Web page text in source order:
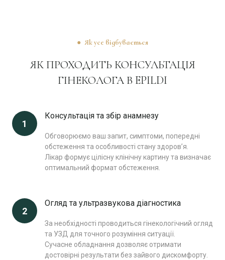
● Як усе відбувається
ЯК ПРОХОДИТЬ КОНСУЛЬТАЦІЯ
ГІНЕКОЛОГА В EPILDI
1
Консультація та збір анамнезу
Обговорюємо ваш запит, симптоми, попередні
обстеження та особливості стану здоров’я.
Лікар формує цілісну клінічну картину та визначає
оптимальний формат обстеження.
2
Огляд та ультразвукова діагностика
За необхідності проводиться гінекологічний огляд
та УЗД для точного розуміння ситуації.
Сучасне обладнання дозволяє отримати
достовірні результати без зайвого дискомфорту.